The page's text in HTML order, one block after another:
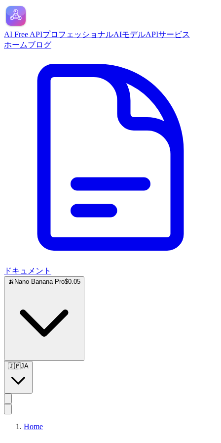
AI Free APIプロフェッショナルAIモデルAPIサービス
ホームブログ
ドキュメント
🍌 Nano Banana Pro$0.05
🇯🇵JA
Home